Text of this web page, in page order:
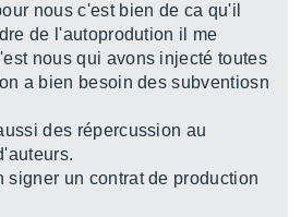
nous c'est bien de ca qu'il
de l'autoprodution il me
nous qui avons injecté toutes
a bien besoin des subventiosn
des répercussion au
signer un contrat de production